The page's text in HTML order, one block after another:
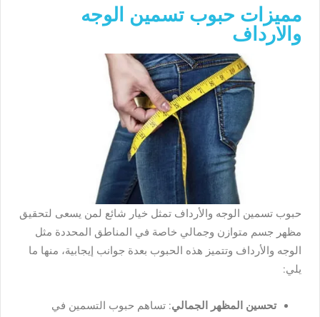
مميزات حبوب تسمين الوجه
والارداف
حبوب تسمين الوجه والأرداف تمثل خيار شائع لمن يسعى لتحقيق
مظهر جسم متوازن وجمالي خاصة في المناطق المحددة مثل
الوجه والأرداف وتتميز هذه الحبوب بعدة جوانب إيجابية، منها ما
يلي:
تحسين المظهر الجمالي: تساهم حبوب التسمين في